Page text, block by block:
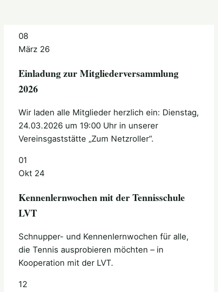
08
März 26
Einladung zur Mitgliederversammlung
2026
Wir laden alle Mitglieder herzlich ein: Dienstag,
24.03.2026 um 19:00 Uhr in unserer
Vereinsgaststätte „Zum Netzroller“.
01
Okt 24
Kennenlernwochen mit der Tennisschule
LVT
Schnupper- und Kennenlernwochen für alle,
die Tennis ausprobieren möchten – in
Kooperation mit der LVT.
12